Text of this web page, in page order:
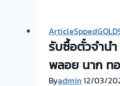
บางกอก
กรุงเทพ
🇹🇭
รับ
ดอก
เบี้ย
แพงๆ
รับซื้อตั๋วจำน
พลอย นาก ท
Byadmin 12/03/